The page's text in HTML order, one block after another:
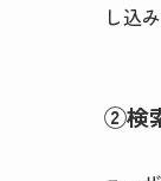
し込
②検